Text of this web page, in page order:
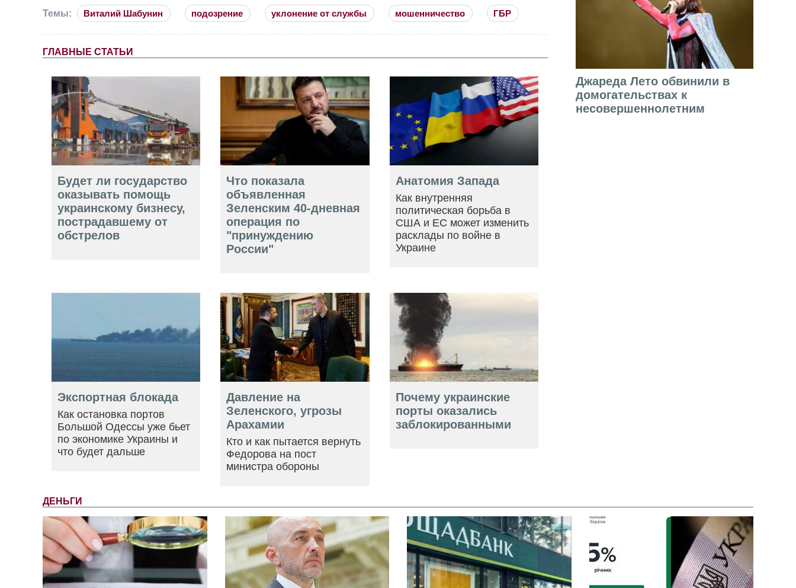
Джареда Лето обвинили в
домогательствах к
несовершеннолетним
Темы: Виталий Шабунин подозрение уклонение от службы мошенничество ГБР
ГЛАВНЫЕ СТАТЬИ
Будет ли государство
оказывать помощь
украинскому бизнесу,
пострадавшему от
обстрелов
Что показала
объявленная
Зеленским 40-дневная
операция по
"принуждению
России"
Анатомия Запада
Как внутренняя
политическая борьба в
США и ЕС может изменить
расклады по войне в
Украине
Экспортная блокада
Как остановка портов
Большой Одессы уже бьет
по экономике Украины и
что будет дальше
Давление на
Зеленского, угрозы
Арахамии
Кто и как пытается вернуть
Федорова на пост
министра обороны
Почему украинские
порты оказались
заблокированными
ДЕНЬГИ